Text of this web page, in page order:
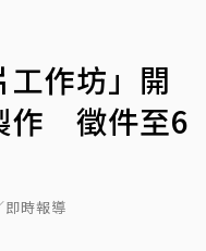
作坊」開
作 徵件至6
即時報導